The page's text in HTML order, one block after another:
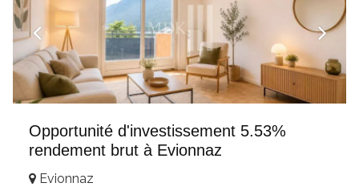
Opportunité d'investissement 5.53%
rendement brut à Evionnaz
Evionnaz